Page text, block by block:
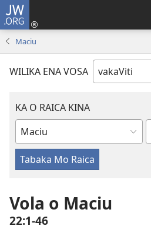
JW.ORG
Maciu
WILIKA ENA VOSA
KA O RAICA KINA
iVola
ena
iVolatabu
Vola o Maciu
22:1-46